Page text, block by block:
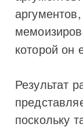
которой он
Результат
поскольку